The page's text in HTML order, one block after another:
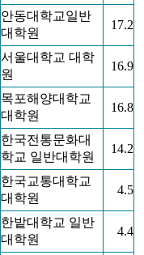
안동대학교일반
대학원
17.2
서울대학교 대학
원
16.9
목포해양대학교
대학원
16.8
한국전통문화대
학교 일반대학원
14.2
한국교통대학교
대학원
4.5
한밭대학교 일반
대학원
4.4